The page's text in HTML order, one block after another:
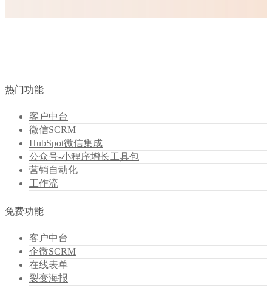
热门功能
客户中台
微信SCRM
HubSpot微信集成
公众号-小程序增长工具包
营销自动化
工作流
免费功能
客户中台
企微SCRM
在线表单
裂变海报